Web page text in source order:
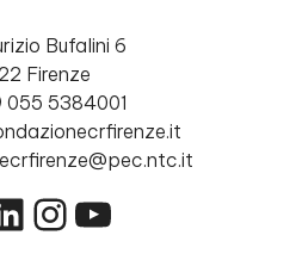
Bufalini 6
Firenze
055 5384001
Instagram
YouTube